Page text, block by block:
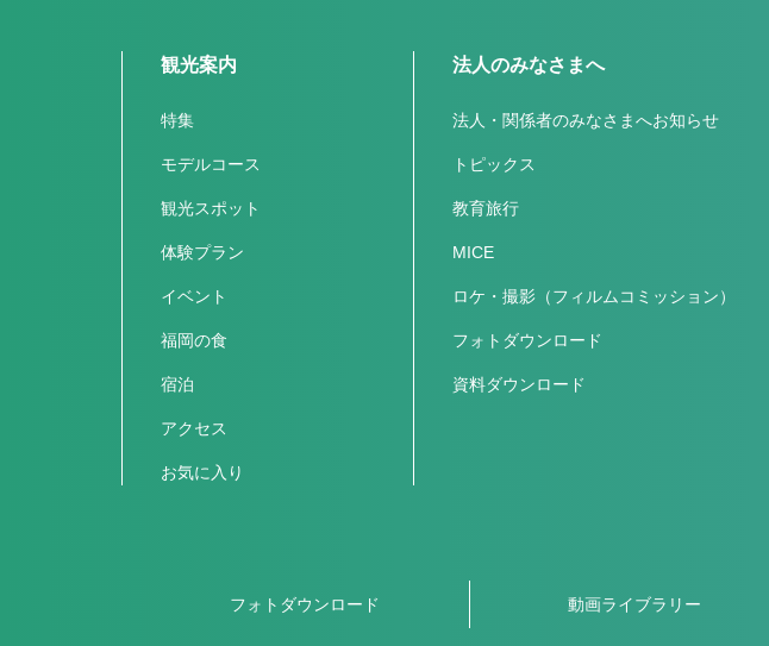
観光案内
特集
モデルコース
観光スポット
体験プラン
イベント
福岡の食
宿泊
アクセス
お気に入り
法人のみなさまへ
法人・関係者のみなさまへお知らせ
トピックス
教育旅行
MICE
ロケ・撮影（フィルムコミッション）
フォトダウンロード
資料ダウンロード
フォトダウンロード 動画ライブラリー